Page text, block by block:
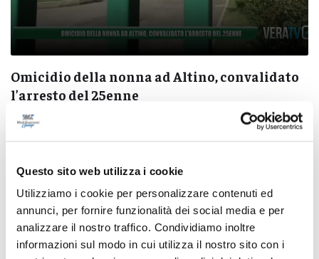
Questo sito web utilizza i cookie
Utilizziamo i cookie per personalizzare contenuti ed
annunci, per fornire funzionalità dei social media e per
analizzare il nostro traffico. Condividiamo inoltre
informazioni sul modo in cui utilizza il nostro sito con i
Omicidio della nonna ad Altino, convalidato
l’arresto del 25enne
09/08/2026
Pubblicità